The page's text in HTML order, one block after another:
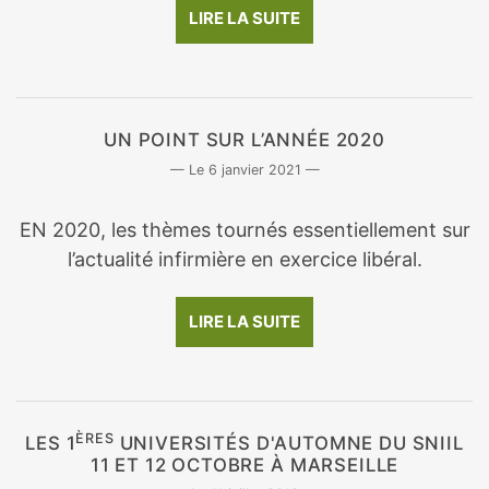
LIRE LA SUITE
UN POINT SUR L’ANNÉE 2020
6 janvier 2021
EN 2020, les thèmes tournés essentiellement sur
l’actualité infirmière en exercice libéral.
LIRE LA SUITE
LES 1 ÈRES UNIVERSITÉS D'AUTOMNE DU SNIIL
11 ET 12 OCTOBRE À MARSEILLE